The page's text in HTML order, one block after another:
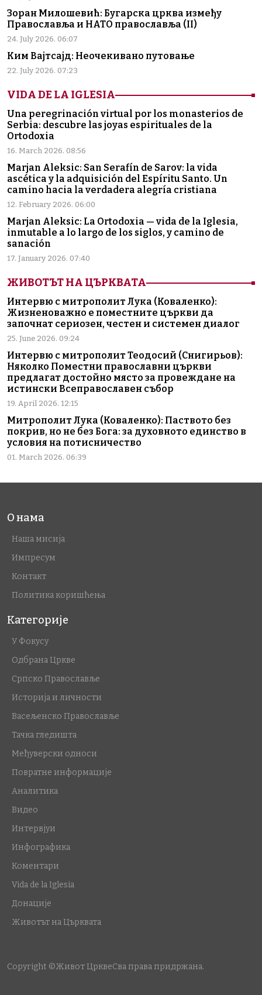
Зоран Милошевић: Бугарска црква између
Православља и НАТО православља (II)
24. July 2026. 06:07
Ким Вајтсајд: Неочекивано путовање
22. July 2026. 07:23
VIDA DE LA IGLESIA
Una peregrinación virtual por los monasterios de
Serbia: descubre las joyas espirituales de la
Ortodoxia
16. March 2026. 08:56
Marjan Aleksic: San Serafín de Sarov: la vida
ascética y la adquisición del Espíritu Santo. Un
camino hacia la verdadera alegría cristiana
12. February 2026. 06:00
Marjan Aleksic: La Ortodoxia — vida de la Iglesia,
inmutable a lo largo de los siglos, y camino de
sanación
17. January 2026. 07:40
ЖИВОТЪТ НА ЦЪРКВАТА
Интервю с митрополит Лука (Коваленко):
Жизненоважно е поместните църкви да
започнат сериозен, честен и системен диалог
25. June 2026. 09:24
Интервю с митрополит Теодосий (Снигирьов):
Няколко Поместни православни църкви
предлагат достойно място за провеждане на
истински Всеправославен събор
19. April 2026. 12:15
Митрополит Лука (Коваленко): Паството без
покрив, но не без Бога: за духовното единство в
условия на потисничество
01. March 2026. 06:39
О нама
Наша мисија
Импресум
Контакт
Политика коришћења
Категорије
У Фокусу
Одбрана Цркве
Српско Православље
Историја и личности
Васељенско Православље
Тачка гледишта
Међуверски односи
Повратне информације
Аналитика
Видео
Интервјуи
Инфографика
Коментари
Vida de la Iglesia
Донације
Животът на Църквата
Copyright ©Живот ЦрквеСва права придржана.